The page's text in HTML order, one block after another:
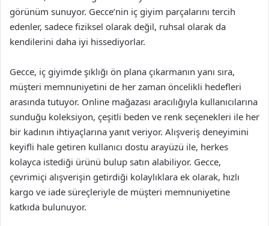
görünüm sunuyor. Gecce’nin iç giyim parçalarını tercih
edenler, sadece fiziksel olarak değil, ruhsal olarak da
kendilerini daha iyi hissediyorlar.
Gecce, iç giyimde şıklığı ön plana çıkarmanın yanı sıra,
müşteri memnuniyetini de her zaman öncelikli hedefleri
arasında tutuyor. Online mağazası aracılığıyla kullanıcılarına
sunduğu koleksiyon, çeşitli beden ve renk seçenekleri ile her
bir kadının ihtiyaçlarına yanıt veriyor. Alışveriş deneyimini
keyifli hale getiren kullanıcı dostu arayüzü ile, herkes
kolayca istediği ürünü bulup satın alabiliyor. Gecce,
çevrimiçi alışverişin getirdiği kolaylıklara ek olarak, hızlı
kargo ve iade süreçleriyle de müşteri memnuniyetine
katkıda bulunuyor.